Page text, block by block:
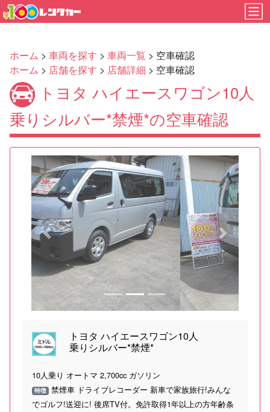
ホーム > 車両を探す > 車両一覧 > 空車確認
ホーム > 店舗を探す > 店舗詳細 > 空車確認
トヨタ ハイエースワゴン10人
乗りシルバー*禁煙*の空車確認
Previous Next
トヨタ ハイエースワゴン10人
乗りシルバー*禁煙*
10人乗り オートマ 2,700cc ガソリン
特徴 禁煙車 ドライブレコーダー 新車で家族旅行!みんな
でゴルフ!送迎に! 後席TV付。免許取得1年以上の方年齢条